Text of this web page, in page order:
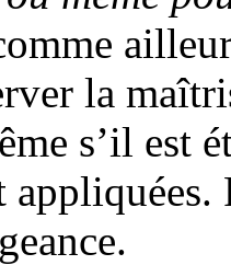
la
s’il est